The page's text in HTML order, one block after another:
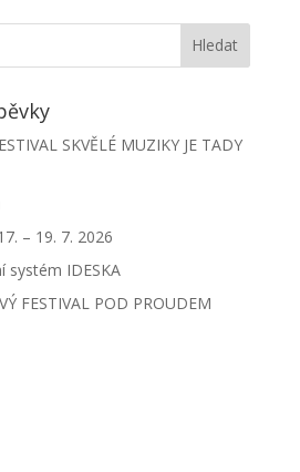
SKVĚLÉ MUZIKY JE TADY
– 19. 7. 2026
systém IDESKA
FESTIVAL POD PROUDEM